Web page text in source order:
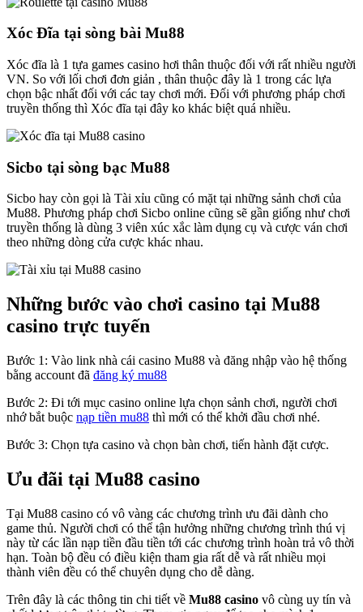
Xóc Đĩa tại sòng bài Mu88
Xóc đĩa là 1 tựa games casino hơi thân thuộc đối với rất nhiều người
VN. So với lối chơi đơn giản , thân thuộc đây là 1 trong các lựa
chọn bậc nhất đối với các tay chơi mới. Đối với phương pháp chơi
truyền thống thì Xóc đĩa tại đây ko khác biệt quá nhiều.
Sicbo tại sòng bạc Mu88
Sicbo hay còn gọi là Tài xỉu cũng có mặt tại những sảnh chơi của
Mu88. Phương pháp chơi Sicbo online cũng sẽ gần giống như chơi
truyền thống là dùng 3 viên xúc xắc làm dụng cụ và cược ván chơi
theo những dòng cửa cược khác nhau.
Những bước vào chơi casino tại Mu88
casino trực tuyến
Bước 1: Vào link nhà cái casino Mu88 và đăng nhập vào hệ thống
bằng account đã đăng ký mu88
Bước 2: Đi tới mục casino online lựa chọn sảnh chơi, người chơi
nhớ bắt buộc nạp tiền mu88 thì mới có thể khởi đầu chơi nhé.
Bước 3: Chọn tựa casino và chọn bàn chơi, tiến hành đặt cược.
Ưu đãi tại Mu88 casino
Tại Mu88 casino có vô vàng các chương trình ưu đãi dành cho
game thủ. Người chơi có thể tận hưởng những chương trình thú vị
này từ các lần nạp tiền đầu tiền tới các chương trình hoàn trả vô thời
hạn. Toàn bộ đều có điều kiện tham gia rất dễ và rất nhiều mọi
thành viên đều có thể chuyên dụng cho dễ dàng.
Trên đây là các thông tin chi tiết về Mu88 casino vô cùng uy tín và